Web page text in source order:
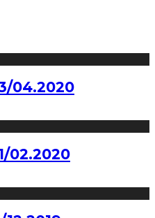
04.2020
02.2020